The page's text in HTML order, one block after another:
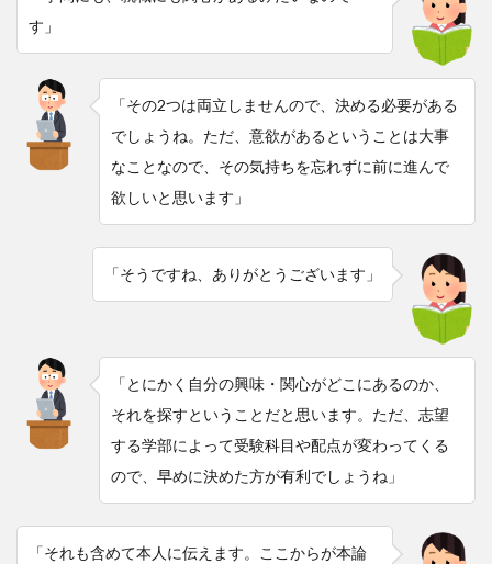
す」
「その2つは両立しませんので、決める必要がある
でしょうね。ただ、意欲があるということは大事
なことなので、その気持ちを忘れずに前に進んで
欲しいと思います」
「そうですね、ありがとうございます」
「とにかく自分の興味・関心がどこにあるのか、
それを探すということだと思います。ただ、志望
する学部によって受験科目や配点が変わってくる
ので、早めに決めた方が有利でしょうね」
「それも含めて本人に伝えます。ここからが本論